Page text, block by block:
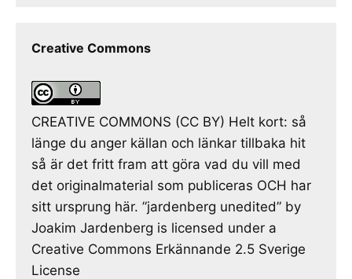
Creative Commons
CREATIVE COMMONS (CC BY) Helt kort: så
länge du anger källan och länkar tillbaka hit
så är det fritt fram att göra vad du vill med
det originalmaterial som publiceras OCH har
sitt ursprung här. ”jardenberg unedited” by
Joakim Jardenberg is licensed under a
Creative Commons Erkännande 2.5 Sverige
License